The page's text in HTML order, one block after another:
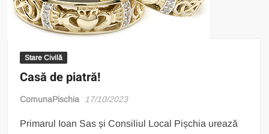
Stare Civilă
Casă de piatră!
ComunaPischia 17/10/2023
Primarul Ioan Sas și Consiliul Local Pișchia urează